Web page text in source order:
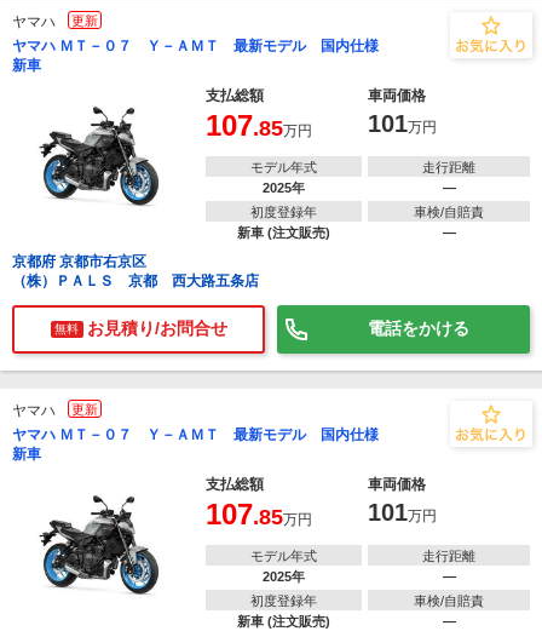
ヤマハ 更新
ヤマハ ＭＴ－０７ Ｙ－ＡＭＴ 最新モデル 国内仕様
新車
支払総額
車両価格
107.85万円 101万円
モデル年式
2025年
走行距離
―
初度登録年
新車 (注文販売)
車検/自賠責
―
京都府 京都市右京区
（株）ＰＡＬＳ 京都 西大路五条店
無料 お見積り/お問合せ 電話をかける
ヤマハ 更新
ヤマハ ＭＴ－０７ Ｙ－ＡＭＴ 最新モデル 国内仕様
新車
支払総額
車両価格
107.85万円 101万円
モデル年式
2025年
走行距離
―
初度登録年
新車 (注文販売)
車検/自賠責
―